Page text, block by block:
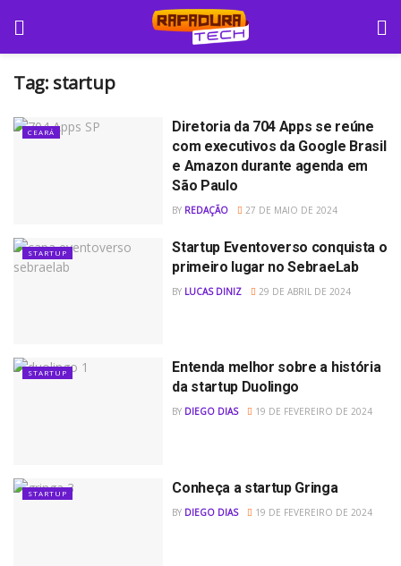
Tag: startup
CEARÁ
Diretoria da 704 Apps se reúne
com executivos da Google Brasil
e Amazon durante agenda em
São Paulo
BY REDAÇÃO 27 DE MAIO DE 2024
STARTUP
Startup Eventoverso conquista o
primeiro lugar no SebraeLab
BY LUCAS DINIZ 29 DE ABRIL DE 2024
STARTUP
Entenda melhor sobre a história
da startup Duolingo
BY DIEGO DIAS 19 DE FEVEREIRO DE 2024
STARTUP Conheça a startup Gringa
BY DIEGO DIAS 19 DE FEVEREIRO DE 2024